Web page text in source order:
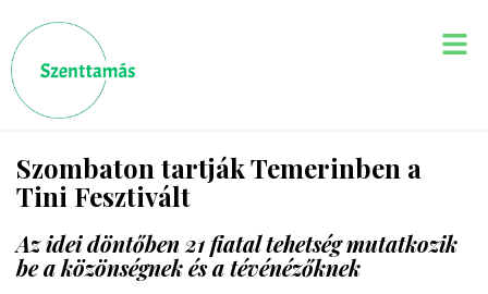
Szombaton tartják Temerinben a
Tini Fesztivált
Az idei döntőben 21 fiatal tehetség mutatkozik
be a közönségnek és a tévénézőknek